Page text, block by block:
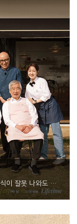
이 잘못 나와도 괜